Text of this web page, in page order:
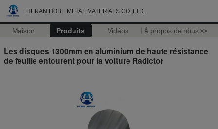
HENAN HOBE METAL MATERIALS CO.,LTD.
Maison Produits Vidéos À propos de nous>>
Les disques 1300mm en aluminium de haute résistance
de feuille entourent pour la voiture Radictor